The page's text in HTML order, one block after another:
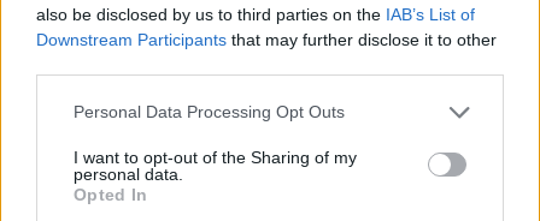
also be disclosed by us to third parties on the IAB’s List of
Downstream Participants that may further disclose it to other
Please note that this website/app uses one or more Google
not limited to your visit or usage behaviour. You may click to
grant or deny consent to Google and its third-party tags to
use your data for below specified purposes in below Google
Personal Data Processing Opt Outs
I want to opt-out of the Sharing of my
personal data.
Opted In